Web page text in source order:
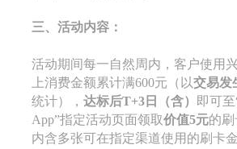
三、活动内容：
活动期间每一自然周内，客户使用
上消费金额累计满600元（以交易发
统计），达标后T+3日（含） 即可
App”指定活动页面领取价值5元的
内含多张可在指定渠道使用的刷卡